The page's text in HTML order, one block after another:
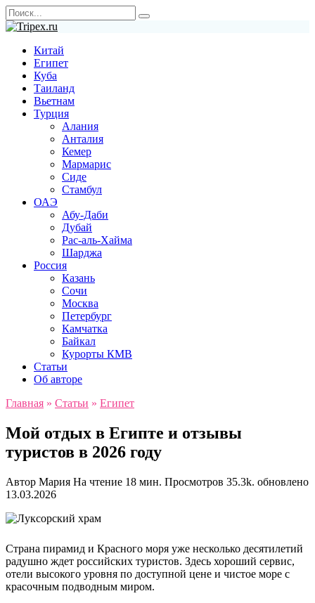
Перейти
к
содержанию
Search
for:
Китай
Египет
Куба
Таиланд
Вьетнам
Турция
Алания
Анталия
Кемер
Мармарис
Сиде
Стамбул
ОАЭ
Абу-Даби
Дубай
Рас-аль-Хайма
Шарджа
Россия
Казань
Сочи
Москва
Петербург
Камчатка
Байкал
Курорты КМВ
Статьи
Об авторе
Главная » Статьи » Египет
Мой отдых в Египте и отзывы
туристов в 2026 году
Автор Мария На чтение 18 мин. Просмотров 35.3k. обновлено
13.03.2026
Страна пирамид и Красного моря уже несколько десятилетий
радушно ждет российских туристов. Здесь хороший сервис,
отели высокого уровня по доступной цене и чистое море с
красочным подводным миром.